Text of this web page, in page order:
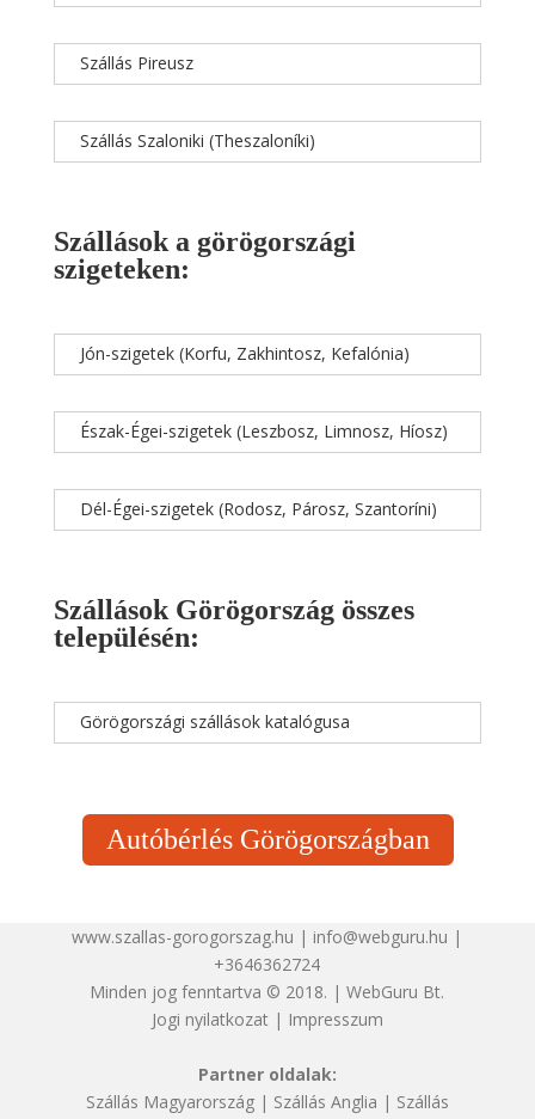
Szállás Pireusz
Szállás Szaloniki (Theszaloníki)
Szállások a görögországi
szigeteken:
Jón-szigetek (Korfu, Zakhintosz, Kefalónia)
Észak-Égei-szigetek (Leszbosz, Limnosz, Híosz)
Dél-Égei-szigetek (Rodosz, Párosz, Szantoríni)
Szállások Görögország összes
településén:
Görögországi szállások katalógusa
Autóbérlés Görögországban
www.szallas-gorogorszag.hu | info@webguru.hu |
+3646362724
Minden jog fenntartva © 2018. | WebGuru Bt.
Jogi nyilatkozat| Impresszum
Partner oldalak:
Szállás Magyarország| Szállás Anglia | Szállás